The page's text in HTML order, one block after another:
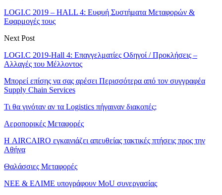
LOGI.C 2019 – HALL 4: Ευφυή Συστήματα Μεταφορών &
Εφαρμογές τους
Next Post
LOGI.C 2019-Hall 4: Επαγγελματίες Οδηγοί / Προκλήσεις –
Αλλαγές του Μέλλοντος
Μπορεί επίσης να σας αρέσει Περισσότερα από τον συγγραφέα
Supply Chain Services
Τι θα γινόταν αν τα Logistics πήγαιναν διακοπές;
Αεροπορικές Μεταφορές
Η AIRCAIRO εγκαινιάζει απευθείας τακτικές πτήσεις προς την
Αθήνα
Θαλάσσιες Μεταφορές
ΝΕΕ & ΕΛΙΜΕ υπογράφουν MoU συνεργασίας